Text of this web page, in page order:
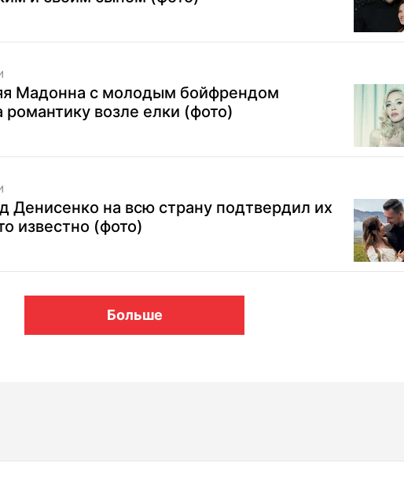
Мадонна с молодым бойфрендом
романтику возле елки (фото)
Денисенко на всю страну подтвердил их
известно (фото)
Больше